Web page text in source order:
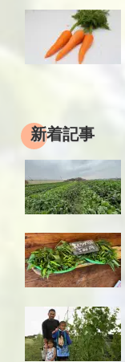
新着記事